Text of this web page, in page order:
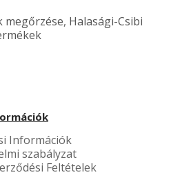
megőrzése, Halasági-Csibi
Információk
szabályzat
Feltételek